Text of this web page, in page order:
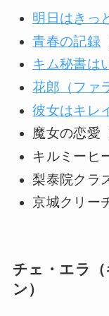
明日はきっ
青春の記録
キム秘書は
花郎（ファ
彼女はキレ
魔女の恋愛
キルミーヒ
梨泰院クラ
京城クリー
チェ・エラ
ン）